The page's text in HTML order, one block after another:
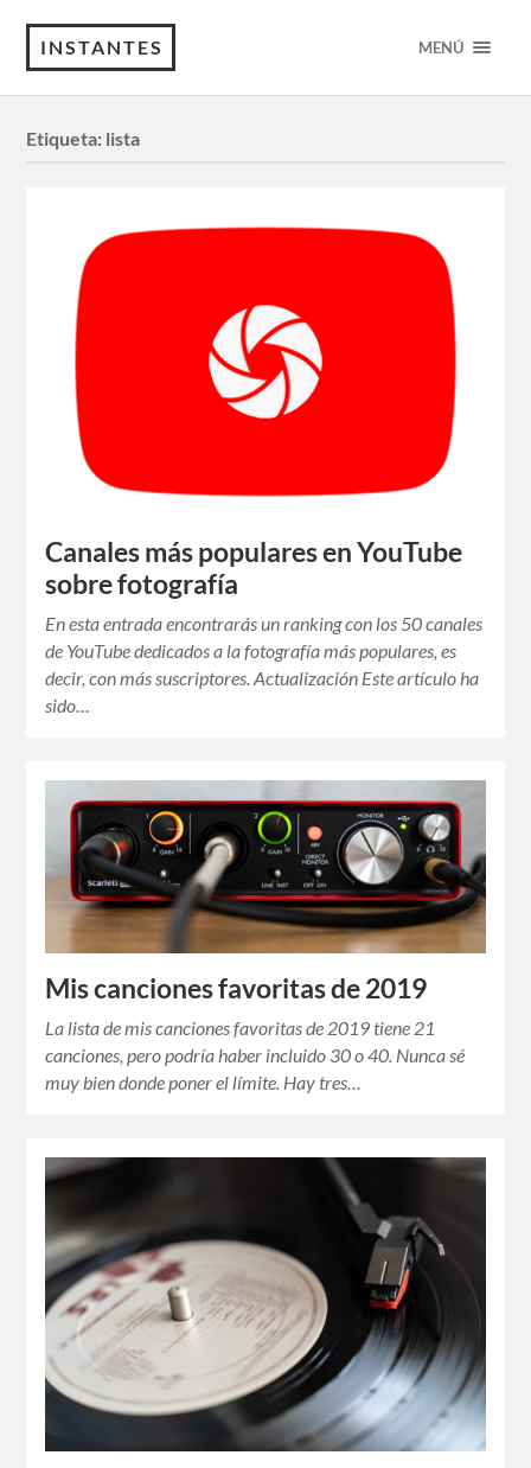
INSTANTES MENÚ
Etiqueta: lista
Canales más populares en YouTube
sobre fotografía
En esta entrada encontrarás un ranking con los 50 canales
de YouTube dedicados a la fotografía más populares, es
decir, con más suscriptores. Actualización Este artículo ha
sido…
Mis canciones favoritas de 2019
La lista de mis canciones favoritas de 2019 tiene 21
canciones, pero podría haber incluido 30 o 40. Nunca sé
muy bien donde poner el límite. Hay tres…